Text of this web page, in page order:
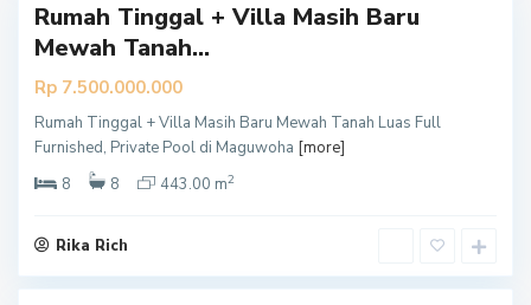
Rumah Tinggal + Villa Masih Baru
Mewah Tanah...
Rp 7.500.000.000
Rumah Tinggal + Villa Masih Baru Mewah Tanah Luas Full
Furnished, Private Pool di Maguwoha [more]
8
8 443.00 m2
Rika Rich
S
l
e
a